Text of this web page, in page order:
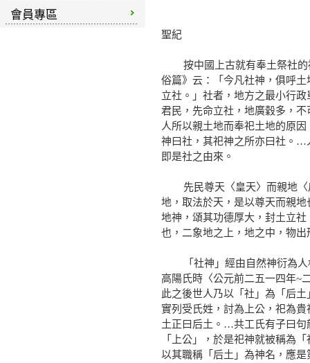
會員專區
聖紀
按中國上古就有奉土祭社的
俗篇》云：「今凡社神，俱呼
立社。」社者，地方之最小行
君民，先命立社，地廣穀多，
人所以親土地而奉祀土地的原
神曰社，其祀神之所亦曰社。…
即是社之由來。
先民尊天〈皇天〉而親地〈
地，取法於天，是以尊天而親
地神，頌其功德厚大，封土立
也，二象地之上，地之中，物
「社神」經由自然神衍為人
高陽氏時〈公元前二五一四年~
此之後世人乃以「社」為「后
實列受氏姓，討為上公，祀為
土正曰后土。…共工氏有子曰
「上公」，於是祀神就被稱為
以其職稱「后土」為神名，應